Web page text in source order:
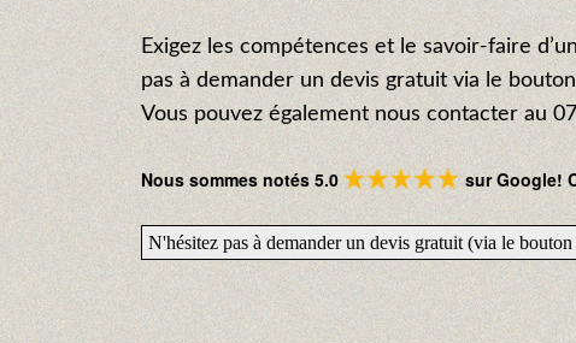
Exigez les compétences et le savoir-faire
pas à demander un devis gratuit via le
Vous pouvez également nous contacter au
Nous sommes notés 5.0 sur Google!
N'hésitez pas à demander un devis gratuit (via le